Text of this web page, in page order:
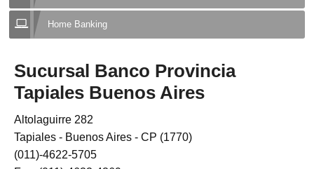
Home Banking
Sucursal Banco Provincia
Tapiales Buenos Aires
Altolaguirre 282
Tapiales - Buenos Aires - CP (1770)
(011)-4622-5705